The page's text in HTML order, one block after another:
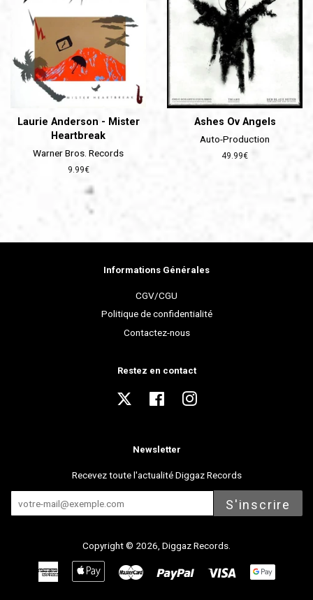
Laurie Anderson - Mister
Heartbreak
Warner Bros. Records
Prix
9.99€
Ashes Ov Angels
Auto-Production
Prix
49.99€
Informations Générales
CGV/CGU
Politique de confidentialité
Contactez-nous
Restez en contact
Twitter FacebookInstagram
Newsletter
Recevez toute l'actualité Diggaz Records
S'inscrire
Copyright © 2026, Diggaz Records
American
Express
Apple
Pay
Master Paypal Visa